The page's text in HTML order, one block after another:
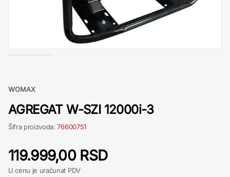
WOMAX
AGREGAT W-SZI 12000i-3
Šifra proizvoda:76600751
119.999,00 RSD
U cenu je uračunat PDV